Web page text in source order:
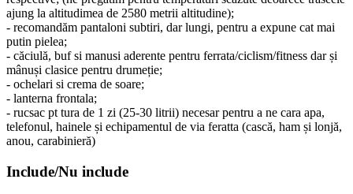
ajung la altitudimea de 2580 metrii altitudine);
- recomandăm pantaloni subtiri, dar lungi, pentru a expune cat mai
putin pielea;
- căciulă, buf si manusi aderente pentru ferrata/ciclism/fitness dar și
mânuși clasice pentru drumeție;
- ochelari si crema de soare;
- lanterna frontala;
- rucsac pt tura de 1 zi (25-30 litrii) necesar pentru a ne cara apa,
telefonul, hainele și echipamentul de via feratta (cască, ham și lonjă,
anou, carabinieră)
Include/Nu include